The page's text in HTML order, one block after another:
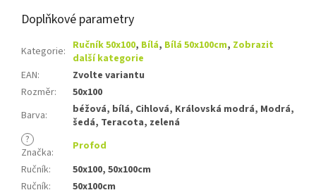
Doplňkové parametry
Kategorie: Ručník 50x100, Bílá, Bílá 50x100cm, Zobrazit
další kategorie
EAN:
Zvolte variantu
Rozměr:
50x100
Barva:
béžová, bílá, Cihlová, Královská modrá, Modrá,
šedá, Teracota, zelená
?
Značka:
Profod
Ručník:
50x100, 50x100cm
Ručník:
50x100cm